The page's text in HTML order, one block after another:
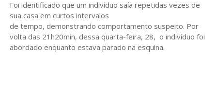
Foi identificado que um indivíduo saía repetidas vezes de
sua casa em curtos intervalos
de tempo, demonstrando comportamento suspeito. Por
volta das 21h20min, dessa quarta-feira, 28, o indivíduo foi
abordado enquanto estava parado na esquina.